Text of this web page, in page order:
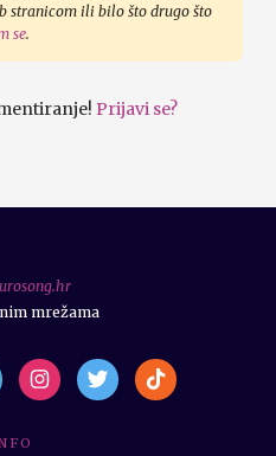
stranicom ili bilo što drugo što
se.
Prijavi se?
F O
mrežama